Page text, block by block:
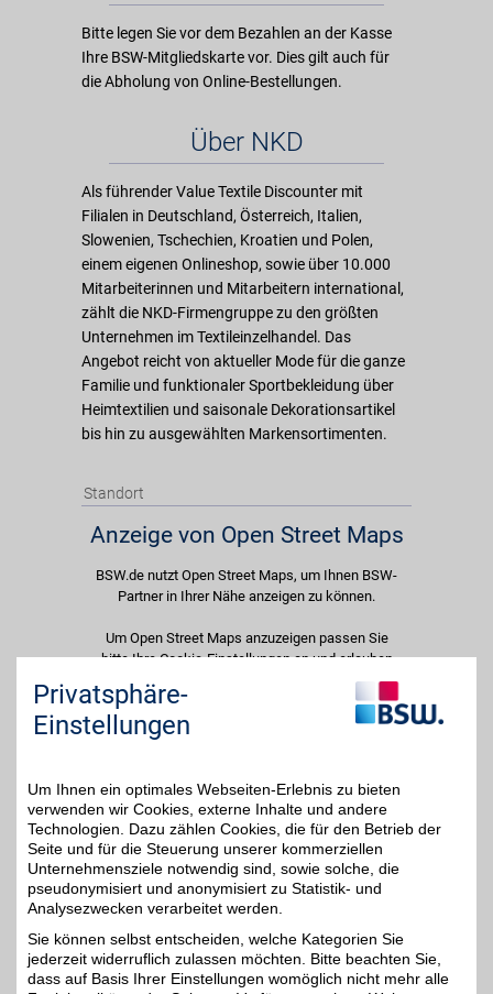
Bitte legen Sie vor dem Bezahlen an der Kasse
Ihre BSW-Mitgliedskarte vor. Dies gilt auch für
die Abholung von Online-Bestellungen.
Über NKD
Als führender Value Textile Discounter mit
Filialen in Deutschland, Österreich, Italien,
Slowenien, Tschechien, Kroatien und Polen,
einem eigenen Onlineshop, sowie über 10.000
Mitarbeiterinnen und Mitarbeitern international,
zählt die NKD-Firmengruppe zu den größten
Unternehmen im Textileinzelhandel. Das
Angebot reicht von aktueller Mode für die ganze
Familie und funktionaler Sportbekleidung über
Heimtextilien und saisonale Dekorationsartikel
bis hin zu ausgewählten Markensortimenten.
Standort
Anzeige von Open Street Maps
BSW.de nutzt Open Street Maps, um Ihnen BSW-
Partner in Ihrer Nähe anzeigen zu können.
Um Open Street Maps anzuzeigen passen Sie
bitte Ihre Cookie-Einstellungen an und erlauben
Sie "Externe Inhalte". Diese Auswahl können Sie
jederzeit über die Cookie-Einstellungen im
unteren Seitenbereich ändern.
Adresse
Paulinenstr. 6
99444 Blankenhain
Filialen in der Nähe
Privatsphäre-
Einstellungen
Um Ihnen ein optimales Webseiten-Erlebnis zu bieten
verwenden wir Cookies, externe Inhalte und andere
Technologien. Dazu zählen Cookies, die für den Betrieb der
Seite und für die Steuerung unserer kommerziellen
Unternehmensziele notwendig sind, sowie solche, die
pseudonymisiert und anonymisiert zu Statistik- und
Analysezwecken verarbeitet werden.
Sie können selbst entscheiden, welche Kategorien Sie
jederzeit widerruflich zulassen möchten. Bitte beachten Sie,
dass auf Basis Ihrer Einstellungen womöglich nicht mehr alle